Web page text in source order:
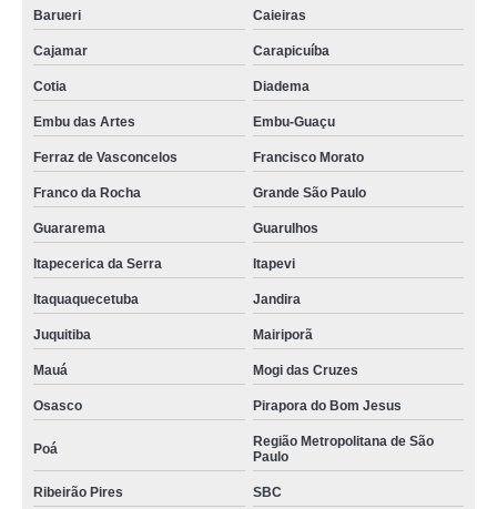
Barueri Caieiras
Cajamar Carapicuíba
Cotia Diadema
Embu das Artes Embu-Guaçu
Ferraz de Vasconcelos Francisco Morato
Franco da Rocha Grande São Paulo
Guararema Guarulhos
Itapecerica da Serra Itapevi
Itaquaquecetuba Jandira
Juquitiba Mairiporã
Mauá Mogi das Cruzes
Osasco Pirapora do Bom Jesus
Poá
Região Metropolitana de São
Paulo
Ribeirão Pires SBC